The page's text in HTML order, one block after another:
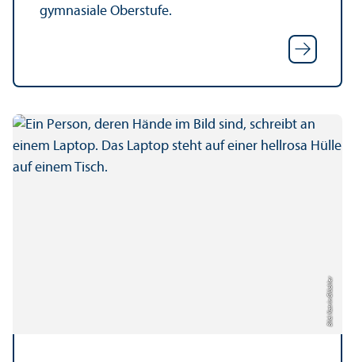
gymnasiale Oberstufe.
Bild: Katrin Glückler